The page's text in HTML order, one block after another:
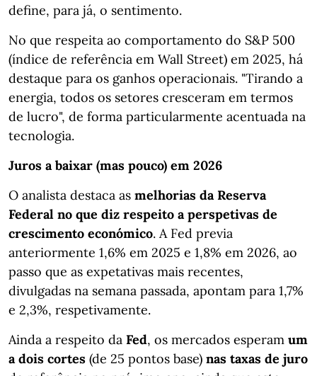
define, para já, o sentimento.
No que respeita ao comportamento do S&P 500
(índice de referência em Wall Street) em 2025, há
destaque para os ganhos operacionais. "Tirando a
energia, todos os setores cresceram em termos
de lucro", de forma particularmente acentuada na
tecnologia.
Juros a baixar (mas pouco) em 2026
O analista destaca as melhorias da Reserva
Federal no que diz respeito a perspetivas de
crescimento económico. A Fed previa
anteriormente 1,6% em 2025 e 1,8% em 2026, ao
passo que as expetativas mais recentes,
divulgadas na semana passada, apontam para 1,7%
e 2,3%, respetivamente.
Ainda a respeito da Fed, os mercados esperam um
a dois cortes (de 25 pontos base) nas taxas de juro